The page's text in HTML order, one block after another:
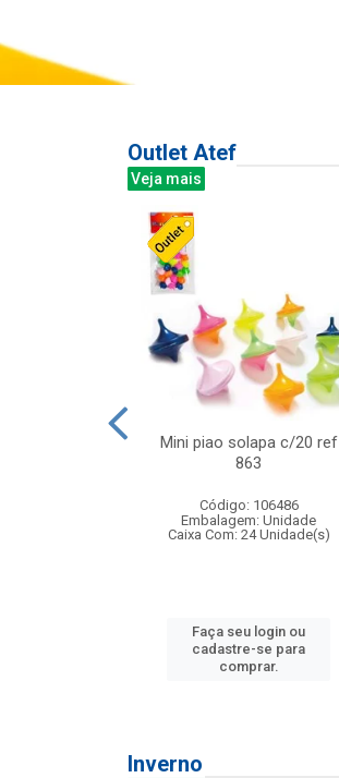
Outlet Atef
Veja mais
Mini piao solapa c/20 ref
863
Código: 106486
Embalagem: Unidade
Caixa Com: 24 Unidade(s)
Faça seu login ou
cadastre-se para
comprar.
Inverno